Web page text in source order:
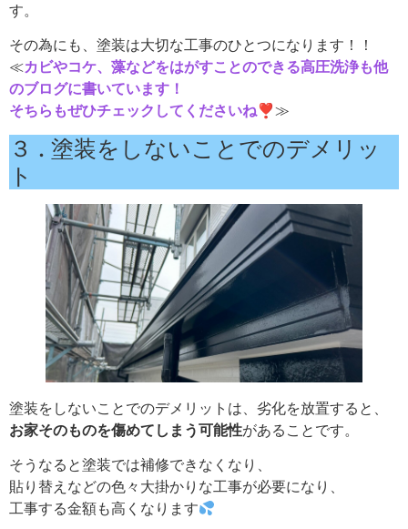
す。
その為にも、塗装は大切な工事のひとつになります！！
≪カビやコケ、藻などをはがすことのできる高圧洗浄も他
のブログに書いています！
そちらもぜひチェックしてくださいね❣≫
３ . 塗装をしないことでのデメリッ
ト
塗装をしないことでのデメリットは、劣化を放置すると、
お家そのものを傷めてしまう可能性があることです。
そうなると塗装では補修できなくなり、
貼り替えなどの色々大掛かりな工事が必要になり、
工事する金額も高くなります